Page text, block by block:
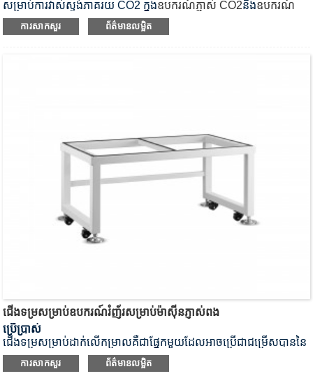
សម្រាប់ការវាស់ស្ទង់ភាគរយ CO2 ក្នុងឧបករណ៍ភ្ញាស់ CO2និងឧបករណ៍​
រំញ័រ​ឧបករណ៍​ភ្ញាស់​ CO2.
ការសាកសួរ ព័ត៌មានលម្អិត
ជើងទម្រសម្រាប់ឧបករណ៍រំញ័រសម្រាប់ម៉ាស៊ីនភ្ញាស់ពង
ប្រើប្រាស់
ជើងទម្រ​សម្រាប់​ដាក់​លើ​កម្រាល​គឺជា​ផ្នែក​មួយ​ដែល​អាច​ប្រើ​ជា​ជម្រើស​បាន​នៃ​
ឧបករណ៍​ញ័រ​ម៉ាស៊ីន​ភ្ញាស់​ពង។ដើម្បីបំពេញតម្រូវការរបស់អ្នកប្រើប្រាស់
សម្រាប់ប្រតិបត្តិការងាយស្រួលនៃឧបករណ៍ញ័រ។
ការសាកសួរ ព័ត៌មានលម្អិត